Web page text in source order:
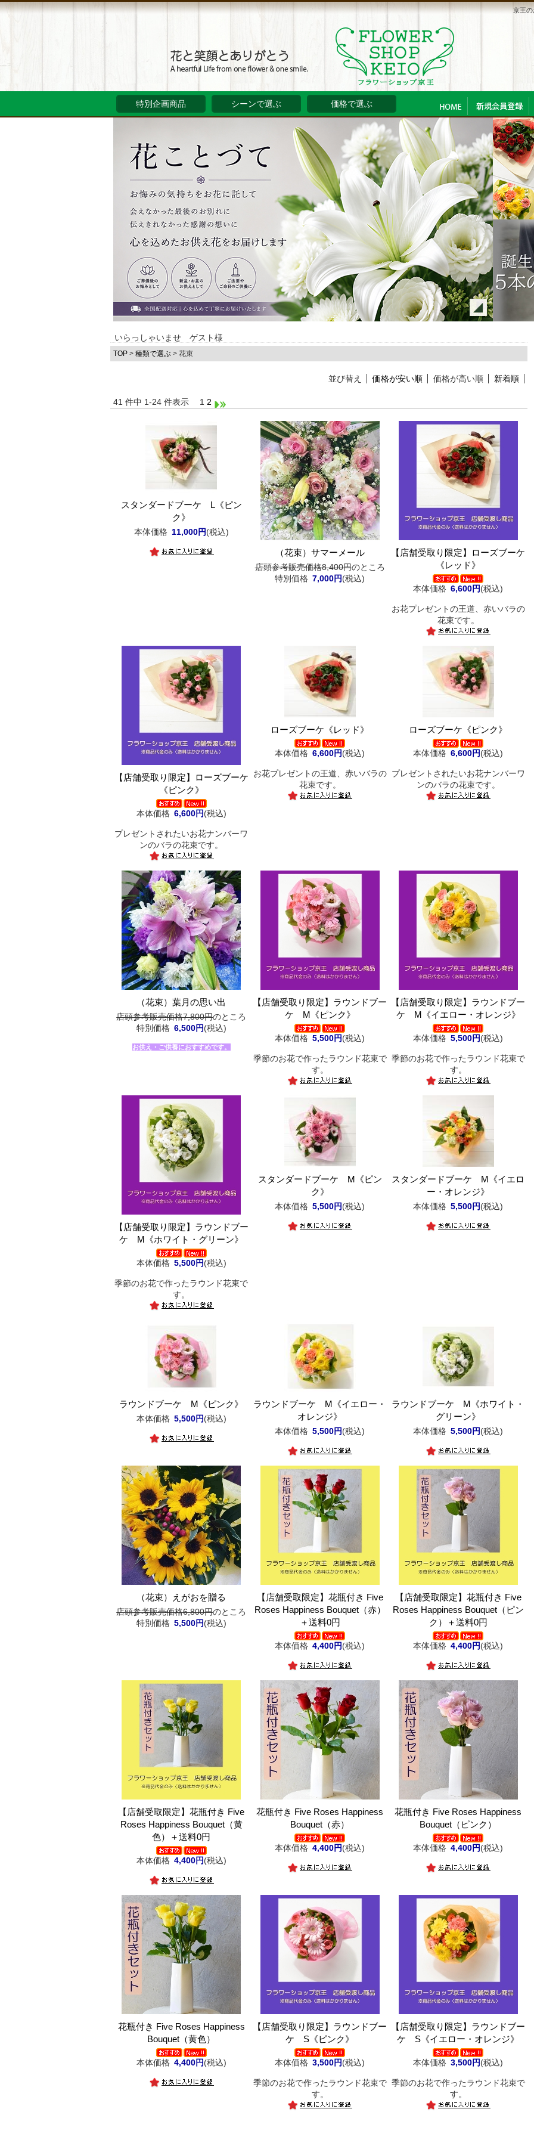
京王の
特別企画商品 シーンで選ぶ 価格で選ぶ
いらっしゃいませ ゲスト様
TOP> 種類で選ぶ> 花束
並び替え 価格が安い順 価格が高い順 新着順
41 件中 1-24 件表示 1 2
スタンダードブーケ L《ピン
ク》
本体価格 11,000円(税込)
（花束）サマーメール
店頭参考販売価格8,400円のところ
特別価格 7,000円(税込)
【店舗受取り限定】ローズブーケ
《レッド》
本体価格 6,600円(税込)
お花プレゼントの王道、赤いバラの
花束です。
【店舗受取り限定】ローズブーケ
《ピンク》
本体価格 6,600円(税込)
プレゼントされたいお花ナンバーワ
ンのバラの花束です。
ローズブーケ《レッド》
本体価格 6,600円(税込)
お花プレゼントの王道、赤いバラの
花束です。
ローズブーケ《ピンク》
本体価格 6,600円(税込)
プレゼントされたいお花ナンバーワ
ンのバラの花束です。
（花束）葉月の思い出
店頭参考販売価格7,800円のところ
特別価格 6,500円(税込)
お供え・ご供養におすすめです。
【店舗受取り限定】ラウンドブー
ケ M《ピンク》
本体価格 5,500円(税込)
季節のお花で作ったラウンド花束で
す。
【店舗受取り限定】ラウンドブー
ケ M《イエロー・オレンジ》
本体価格 5,500円(税込)
季節のお花で作ったラウンド花束で
す。
【店舗受取り限定】ラウンドブー
ケ M《ホワイト・グリーン》
本体価格 5,500円(税込)
季節のお花で作ったラウンド花束で
す。
スタンダードブーケ M《ピン
ク》
本体価格 5,500円(税込)
スタンダードブーケ M《イエロ
ー・オレンジ》
本体価格 5,500円(税込)
ラウンドブーケ M《ピンク》
本体価格 5,500円(税込)
ラウンドブーケ M《イエロー・
オレンジ》
本体価格 5,500円(税込)
ラウンドブーケ M《ホワイト・
グリーン》
本体価格 5,500円(税込)
（花束）えがおを贈る
店頭参考販売価格6,800円のところ
特別価格 5,500円(税込)
【店舗受取限定】花瓶付き Five
Roses Happiness Bouquet（赤）
＋送料0円
本体価格 4,400円(税込)
【店舗受取限定】花瓶付き Five
Roses Happiness Bouquet（ピン
ク）＋送料0円
本体価格 4,400円(税込)
【店舗受取限定】花瓶付き Five
Roses Happiness Bouquet（黄
色）＋送料0円
本体価格 4,400円(税込)
花瓶付き Five Roses Happiness
Bouquet（赤）
本体価格 4,400円(税込)
花瓶付き Five Roses Happiness
Bouquet（ピンク）
本体価格 4,400円(税込)
花瓶付き Five Roses Happiness
Bouquet（黄色）
本体価格 4,400円(税込)
【店舗受取り限定】ラウンドブー
ケ S《ピンク》
本体価格 3,500円(税込)
季節のお花で作ったラウンド花束で
す。
【店舗受取り限定】ラウンドブー
ケ S《イエロー・オレンジ》
本体価格 3,500円(税込)
季節のお花で作ったラウンド花束で
す。